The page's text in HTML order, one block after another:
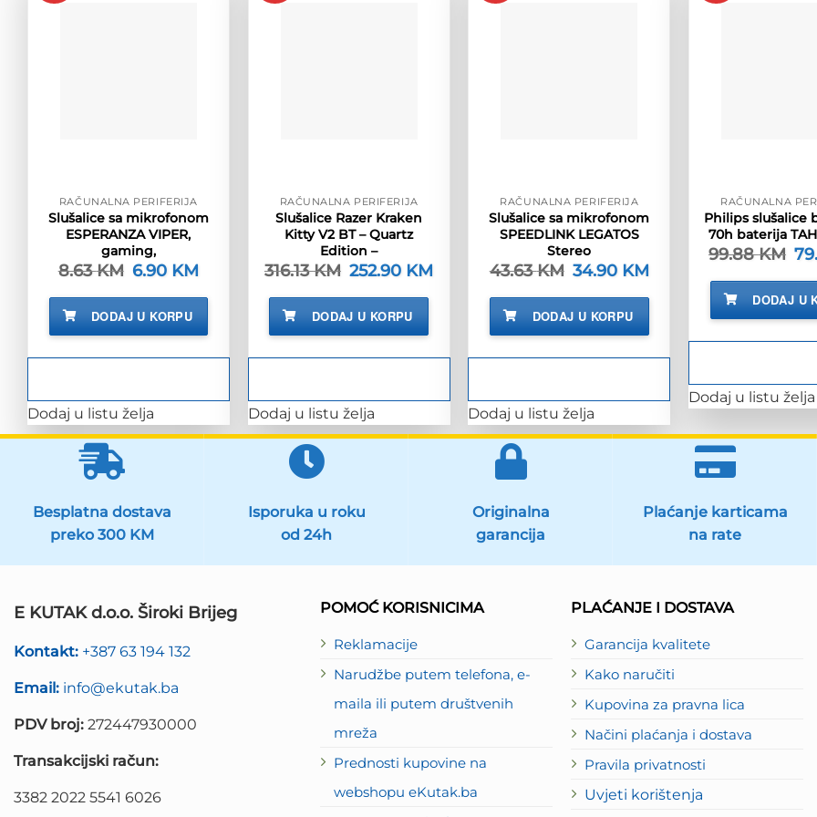
RAČUNALNA PERIFERIJA
Slušalice sa mikrofonom
ESPERANZA VIPER,
gaming,
8.63KM Izvorna
cijena
bila
8.63 KM.
6.90 KM
je:
DODAJ U KORPU
Dodaj u listu želja
RAČUNALNA PERIFERIJA
Slušalice Razer Kraken
Kitty V2 BT – Quartz
Edition –
316.13KM Izvorna
cijena
bila
316.13 KM.
252.90 KM Trenutna
252.90 KM.
DODAJ U KORPU
Dodaj u listu želja
RAČUNALNA PERIFERIJA
Slušalice sa mikrofonom
SPEEDLINK LEGATOS
Stereo
43.63KM Izvorna
cijena
bila
43.63 KM.
34.90 KM
34.90 KM.
DODAJ U KORPU
Dodaj u listu želja
RAČUNALNA
Philips slušalice
70h baterija
99.88KM
DODAJ U
Dodaj u listu želja
Besplatna dostava
preko 300 KM
Isporuka u roku
od 24h
Originalna
garancija
Plaćanje karticama
na rate
E KUTAK d.o.o. Široki Brijeg
Kontakt: +387 63 194 132
Email: info@ekutak.ba
PDV broj: 272447930000
Transakcijski račun:
3382 2022 5541 6026
POMOĆ KORISNICIMA
Reklamacije
Narudžbe putem telefona, e-
maila ili putem društvenih
mreža
Prednosti kupovine na
webshopu eKutak.ba
PLAĆANJE I DOSTAVA
Garancija kvalitete
Kako naručiti
Kupovina za pravna lica
Načini plaćanja i dostava
Pravila privatnosti
Uvjeti korištenja